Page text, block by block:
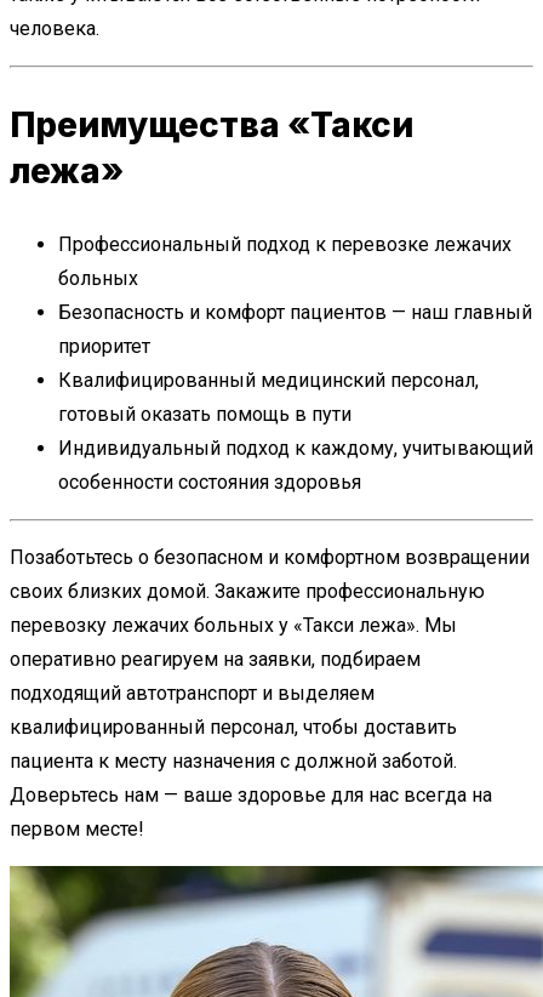
человека.
Преимущества «Такси
лежа»
Профессиональный подход к перевозке лежачих
больных
Безопасность и комфорт пациентов — наш главный
приоритет
Квалифицированный медицинский персонал,
готовый оказать помощь в пути
Индивидуальный подход к каждому, учитывающий
особенности состояния здоровья
Позаботьтесь о безопасном и комфортном возвращении
своих близких домой. Закажите профессиональную
перевозку лежачих больных у «Такси лежа». Мы
оперативно реагируем на заявки, подбираем
подходящий автотранспорт и выделяем
квалифицированный персонал, чтобы доставить
пациента к месту назначения с должной заботой.
Доверьтесь нам — ваше здоровье для нас всегда на
первом месте!